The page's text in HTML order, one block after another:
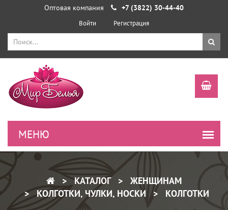
Оптовая компания +7 (3822) 30-44-40
Войти Регистрация
КАТАЛОГ
ЖЕНЩИНАМ
КОЛГОТКИ, ЧУЛКИ, НОСКИ
КОЛГОТКИ